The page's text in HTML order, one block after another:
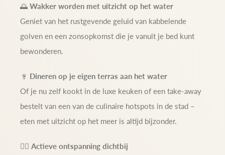
🌅Wakker worden met uitzicht op het water
Geniet van het rustgevende geluid van kabbelende
golven en een zonsopkomst die je vanuit je bed kunt
bewonderen.
🍷 Dineren op je eigen terras aan het water
Of je nu zelf kookt in de luxe keuken of een take-away
bestelt van een van de culinaire hotspots in de stad –
eten met uitzicht op het meer is altijd bijzonder.
🚴‍♀️ Actieve ontspanning dichtbij